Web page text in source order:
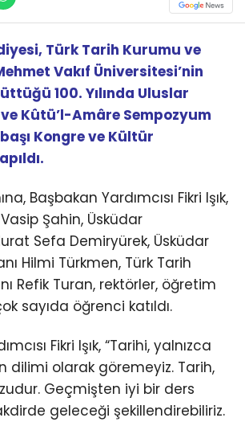
Türk Tarih Kurumu ve
Vakıf Üniversitesi’nin
100. Yılında Uluslar
Kûtü’l-Amâre Sempozyum
Kongre ve Kültür
Başbakan Yardımcısı Fikri Işık,
Şahin, Üsküdar
Sefa Demiryürek, Üsküdar
Hilmi Türkmen, Türk Tarih
Refik Turan, rektörler, öğretim
sayıda öğrenci katıldı.
Fikri Işık, “Tarihi, yalnızca
dilimi olarak göremeyiz. Tarih,
Geçmişten iyi bir ders
geleceği şekillendirebiliriz.